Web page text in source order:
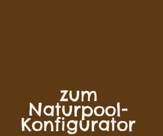
zum
Naturpool-
Konfigurator